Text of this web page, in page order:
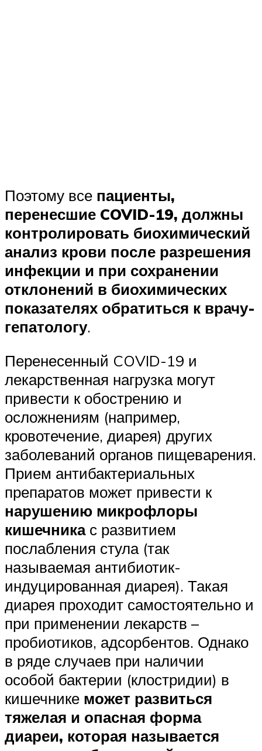
Поэтому все пациенты,
перенесшие COVID-19, должны
контролировать биохимический
анализ крови после разрешения
инфекции и при сохранении
отклонений в биохимических
показателях обратиться к врачу-
гепатологу.
Перенесенный COVID-19 и
лекарственная нагрузка могут
привести к обострению и
осложнениям (например,
кровотечение, диарея) других
заболеваний органов пищеварения.
Прием антибактериальных
препаратов может привести к
нарушению микрофлоры
кишечникас развитием
послабления стула (так
называемая антибиотик-
индуцированная диарея). Такая
диарея проходит самостоятельно и
при применении лекарств –
пробиотиков, адсорбентов. Однако
в ряде случаев при наличии
особой бактерии (клостридии) в
кишечнике может развиться
тяжелая и опасная форма
диареи, которая называется